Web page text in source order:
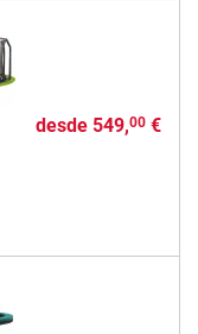
desde 549,00€